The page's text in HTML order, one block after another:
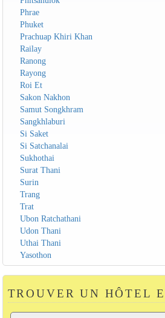
Phrae
Phuket
Prachuap Khiri Khan
Railay
Ranong
Rayong
Roi Et
Sakon Nakhon
Samut Songkhram
Sangkhlaburi
Si Saket
Si Satchanalai
Sukhothai
Surat Thani
Surin
Trang
Trat
Ubon Ratchathani
Udon Thani
Uthai Thani
Yasothon
TROUVER UN HÔTEL